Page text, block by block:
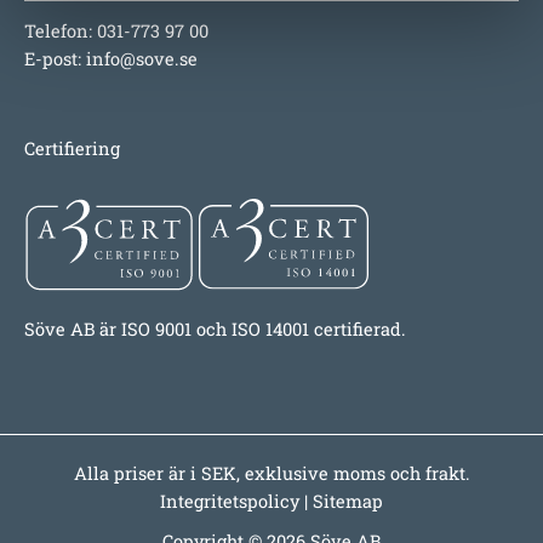
Telefon: 031-773 97 00
E-post: info@sove.se
Certifiering
Söve AB är ISO 9001 och ISO 14001 certifierad.
Alla priser är i SEK, exklusive moms och frakt.
Integritetspolicy| Sitemap